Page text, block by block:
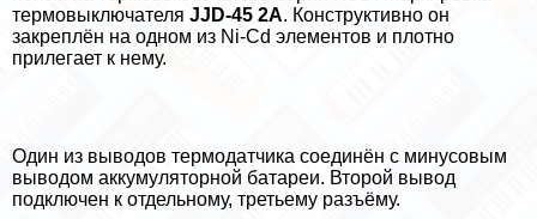
термовыключателя JJD-45 2A. Конструктивно он
закреплён на одном из Ni-Cd элементов и плотно
прилегает к нему.
Один из выводов термодатчика соединён с минусовым
выводом аккумуляторной батареи. Второй вывод
подключен к отдельному, третьему разъёму.